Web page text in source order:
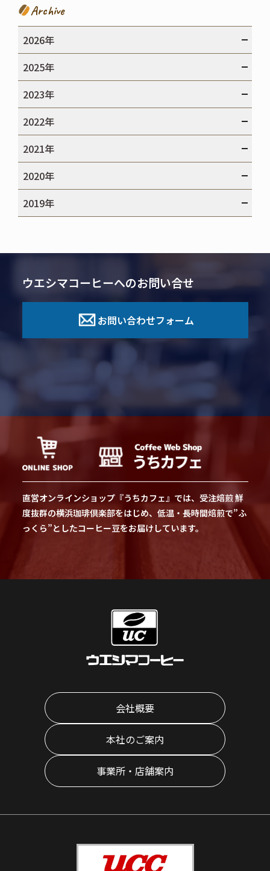
Archive
2026年
2025年
2023年
2022年
2021年
2020年
2019年
ウエシマコーヒーへのお問い合せ
お問い合わせフォーム
直営オンラインショップ『うちカフェ』では、受注焙煎 鮮
度抜群の横浜珈琲倶楽部をはじめ、低温・長時間焙煎で”ふ
っくら”としたコーヒー豆をお届けしています。
会社概要
本社のご案内
事業所・店舗案内